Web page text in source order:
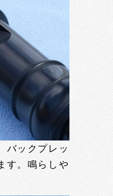
バックプレッ
す。鳴らしや